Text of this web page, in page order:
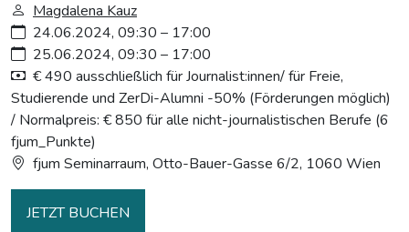
Magdalena Kauz
24.06.2024, 09:30 – 17:00
25.06.2024, 09:30 – 17:00
€ 490 ausschließlich für Journalist:innen/ für Freie,
Studierende und ZerDi-Alumni -50% (Förderungen möglich)
/ Normalpreis: € 850 für alle nicht-journalistischen Berufe (6
fjum_Punkte)
fjum Seminarraum, Otto-Bauer-Gasse 6/2, 1060 Wien
JETZT BUCHEN